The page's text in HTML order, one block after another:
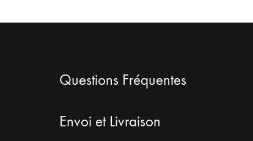
Questions Fréquentes
Envoi et Livraison